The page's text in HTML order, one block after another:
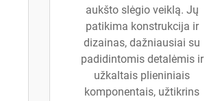
aukšto slėgio veiklą. Jų
patikima konstrukcija ir
dizainas, dažniausiai su
padidintomis detalėmis ir
užkaltais plieniniais
komponentais, užtikrins